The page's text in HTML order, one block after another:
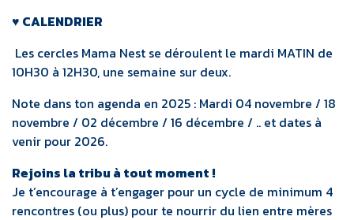
♥ CALENDRIER
Les cercles Mama Nest se déroulent le mardi MATIN de
10H30 à 12H30, une semaine sur deux.
Note dans ton agenda en 2025 : Mardi 04 novembre / 18
novembre / 02 décembre / 16 décembre / .. et dates à
venir pour 2026.
Rejoins la tribu à tout moment !
Je t’encourage à t’engager pour un cycle de minimum 4
rencontres (ou plus) pour te nourrir du lien entre mères